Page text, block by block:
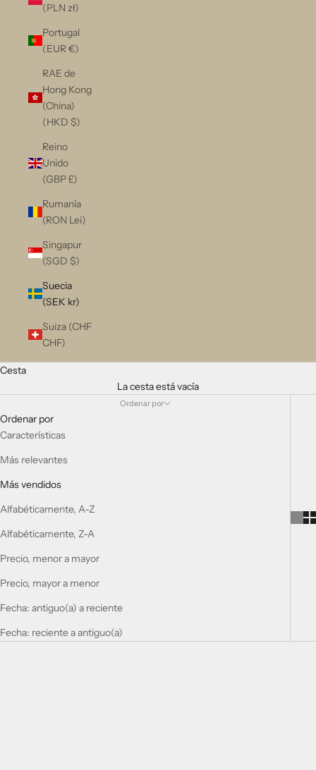
(PLN zł)
Portugal
(EUR €)
RAE de
Hong Kong
(China)
(HKD $)
Reino
Unido
(GBP £)
Rumanía
(RON Lei)
Singapur
(SGD $)
Suecia
(SEK kr)
Suiza (CHF
CHF)
Cesta
La cesta está vacía
Ordenar por
Ordenar por
Características
Más relevantes
Más vendidos
Alfabéticamente, A-Z
Alfabéticamente, Z-A
Precio, menor a mayor
Precio, mayor a menor
Fecha: antiguo(a) a reciente
Fecha: reciente a antiguo(a)